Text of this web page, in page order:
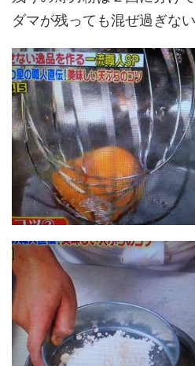
ダマが残っても混ぜ過ぎな